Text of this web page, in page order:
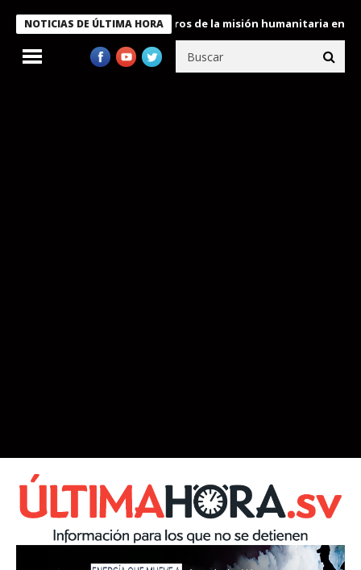
NOTICIAS DE ÚLTIMA HORA
condecora a miembros de la misión humanitaria enviada a